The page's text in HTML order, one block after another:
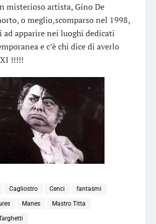
misterioso artista, Gino De
o meglio,scomparso nel 1998,
ad apparire nei luoghi dedicati
e c’è chi dice di averlo
!!!!!
Cagliostro Cenci fantasmi
Manes Mastro Titta